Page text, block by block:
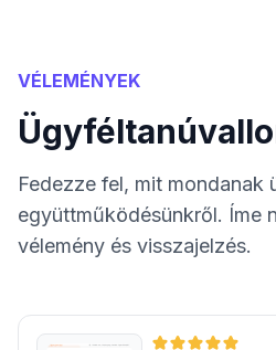
VÉLEMÉNYEK
Fedezze fel, mit mondanak
együttműködésünkről. Íme
vélemény és visszajelzés.